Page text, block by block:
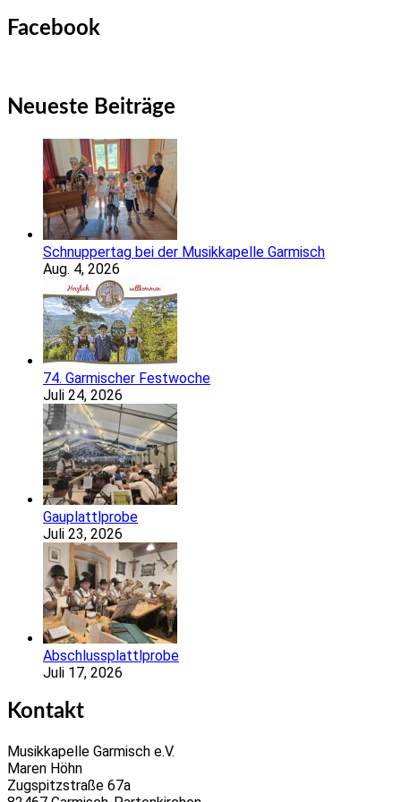
Facebook
Neueste Beiträge
Schnuppertag bei der Musikkapelle Garmisch
Aug. 4, 2026
74. Garmischer Festwoche
Juli 24, 2026
Gauplattlprobe
Juli 23, 2026
Abschlussplattlprobe
Juli 17, 2026
Kontakt
Musikkapelle Garmisch e.V.
Maren Höhn
Zugspitzstraße 67a